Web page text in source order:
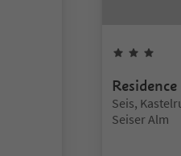
Standort:
Seis,
Seiser Alm